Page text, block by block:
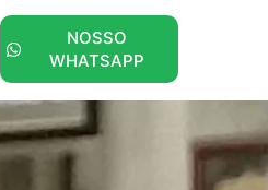
NOSSO
WHATSAPP